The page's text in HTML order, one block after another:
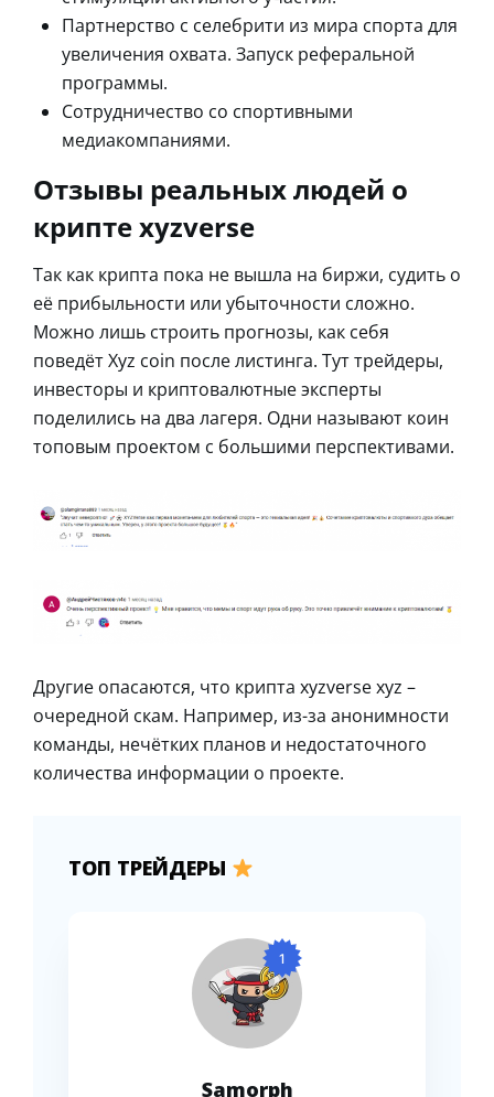
Партнерство с селебрити из мира спорта для
увеличения охвата. Запуск реферальной
программы.
Сотрудничество со спортивными
медиакомпаниями.
Отзывы реальных людей о
крипте xyzverse
Так как крипта пока не вышла на биржи, судить о
её прибыльности или убыточности сложно.
Можно лишь строить прогнозы, как себя
поведёт Xyz coin после листинга. Тут трейдеры,
инвесторы и криптовалютные эксперты
поделились на два лагеря. Одни называют коин
топовым проектом с большими перспективами.
Другие опасаются, что крипта xyzverse xyz –
очередной скам. Например, из-за анонимности
команды, нечётких планов и недостаточного
количества информации о проекте.
ТОП ТРЕЙДЕРЫ
1
Samorph